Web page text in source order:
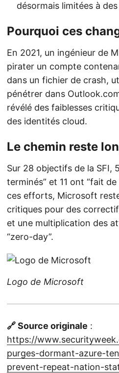
désormais limitées à
Pourquoi ces
En 2021, un ingénieur de
pirater un compte
dans un fichier de crash,
pénétrer dans
révélé des faiblesses
des identités cloud.
Le chemin reste
Sur 28 objectifs de la SFI,
terminés” et 11 ont “fait
ces efforts, Microsoft
critiques pour des
et une multiplication des
“zero-day”.
Logo de Microsoft
🔗 Source originale :
https://
purges-dormant-azure-
prevent-repeat-nation-